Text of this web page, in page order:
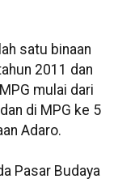
satu binaan
2011 dan
mulai dari
di MPG ke 5
Adaro.
Pasar Budaya